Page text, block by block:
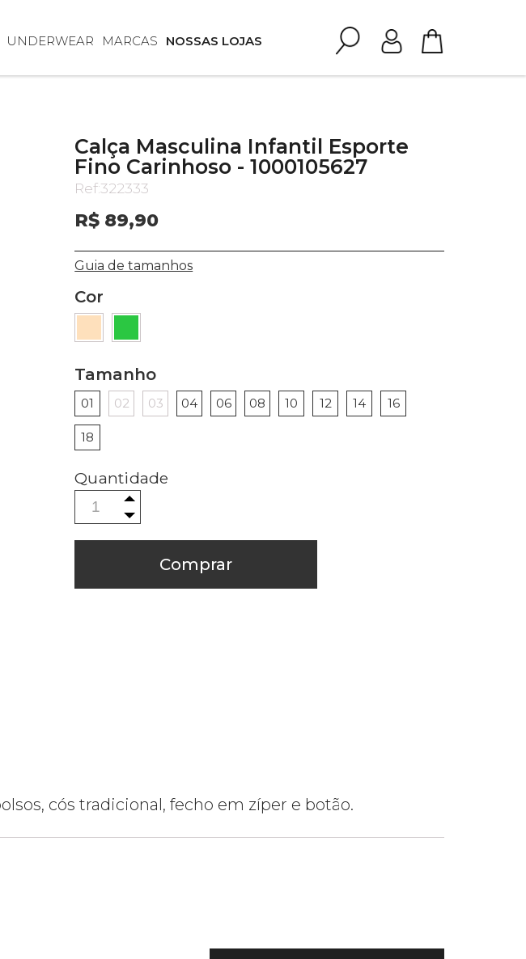
NOSSAS LOJAS
MARCAS
UNDERWEAR
Calça Masculina Infantil Esporte
Fino Carinhoso - 1000105627
Ref:322333
R$ 89,90
Guia de tamanhos
Cor
Tamanho
01 02 03 04 06 08 10 12 14 16
18
Comprar
cós tradicional, fecho em zíper e botão.